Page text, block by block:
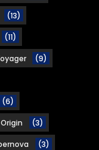
(13)
(11)
(9)
(6)
(3)
(3)